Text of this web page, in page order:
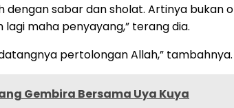
sabar dan sholat. Artinya bukan
maha penyayang,” terang dia.
pertolongan Allah,” tambahnya.
Gembira Bersama Uya Kuya